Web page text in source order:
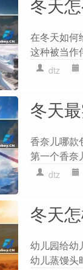
在冬天如何
这种被当作
dtz
冬天
香奈儿哪款
第一个香奈
dtz
冬天
幼儿园给幼
幼儿蒸馒头